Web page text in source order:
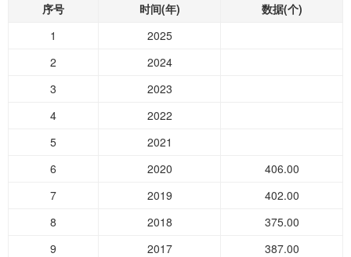
序号 时间(年)
数据(个)
1
2025
2
2024
3
2023
4
2022
5
2021
6
2020
406.00
7
2019
402.00
8
2018
375.00
9
2017
387.00